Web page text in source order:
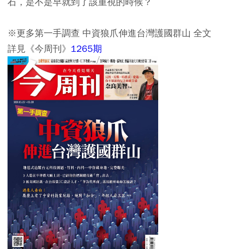
※更多第一手調查 中資狼爪伸進台灣護國群山 全文
詳見《今周刊》 1265期